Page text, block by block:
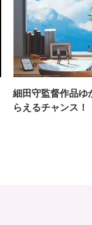
細田守監督作品ゆ
らえるチャンス！